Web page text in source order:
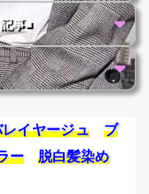
事■
レイヤージュ
ブ
ー 脱白髪染め